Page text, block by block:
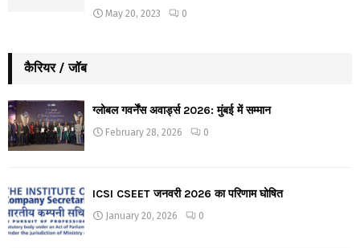
May 20, 2023 0
कैरियर / जॉब
ग्लोबल गवर्नेंस अवार्ड्स 2026: मुंबई में सम्मान
February 28, 2026 0
ICSI CSEET जनवरी 2026 का परिणाम घोषित
January 20, 2026 0